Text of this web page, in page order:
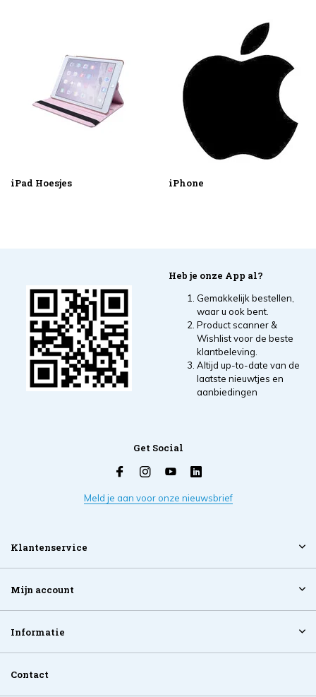
iPad Hoesjes iPhone
Heb je onze App al?
Gemakkelijk bestellen,
waar u ook bent.
Product scanner &
Wishlist voor de beste
klantbeleving.
Altijd up-to-date van de
laatste nieuwtjes en
aanbiedingen
Get Social
Meld je aan voor onze nieuwsbrief
Klantenservice
Mijn account
Informatie
Contact